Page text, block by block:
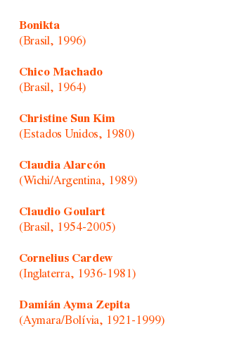
Bonikta
(Brasil, 1996)
Chico Machado
(Brasil, 1964)
Christine Sun Kim
(Estados Unidos, 1980)
Claudia Alarcón
(Wichi/Argentina, 1989)
Claudio Goulart
(Brasil, 1954-2005)
Cornelius Cardew
(Inglaterra, 1936-1981)
Damián Ayma Zepita
(Aymara/Bolívia, 1921-1999)